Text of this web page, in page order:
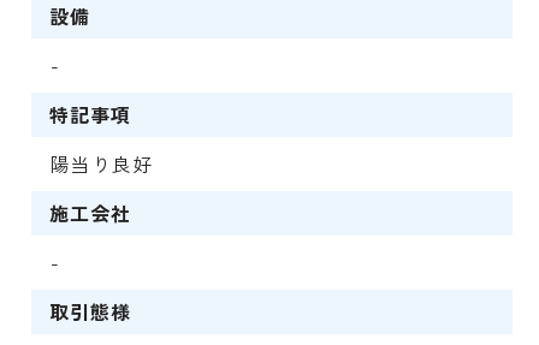
設備
-
特記事項
陽当り良好
施工会社
-
取引態様